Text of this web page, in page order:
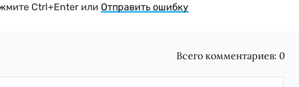
Ctrl+Enter или Отправить ошибку
Всего комментариев: 0